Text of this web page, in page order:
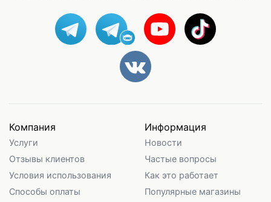
Компания
Услуги
Отзывы клиентов
Условия использования
Способы оплаты
Информация
Новости
Частые вопросы
Как это работает
Популярные магазины